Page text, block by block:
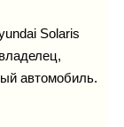
Solaris
автомобиль.